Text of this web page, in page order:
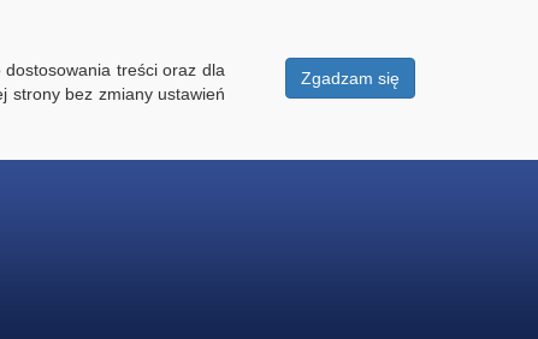
Zgadzam się
treści oraz dla
strony bez zmiany ustawień